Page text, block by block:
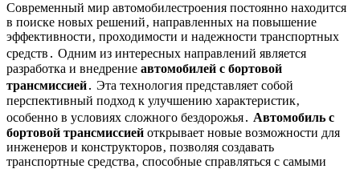
Современный мир автомобилестроения постоянно находится
в поиске новых решений‚ направленных на повышение
эффективности‚ проходимости и надежности транспортных
средств․ Одним из интересных направлений является
разработка и внедрение автомобилей с бортовой
трансмиссией․ Эта технология представляет собой
перспективный подход к улучшению характеристик‚
особенно в условиях сложного бездорожья․ Автомобиль с
бортовой трансмиссией открывает новые возможности для
инженеров и конструкторов‚ позволяя создавать
транспортные средства‚ способные справляться с самыми